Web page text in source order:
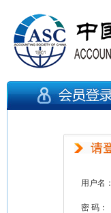
用户名：
密 码：